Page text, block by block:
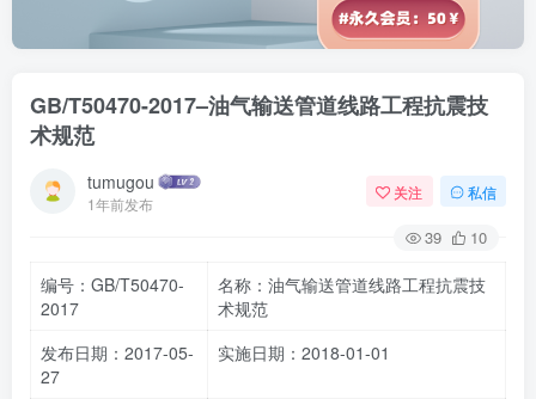
GB/T50470-2017–油气输送管道线路工程抗震技
术规范
tumugou
1年前发布
关注 私信
39 10
编号：GB/T50470-
2017
名称：油气输送管道线路工程抗震技
术规范
发布日期：2017-05-
27
实施日期：2018-01-01